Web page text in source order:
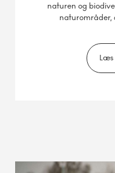
naturen og
naturområder,
Læs